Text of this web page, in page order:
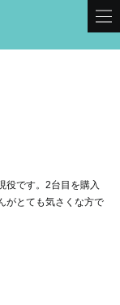
役です。2台目を購入
がとても気さくな方で